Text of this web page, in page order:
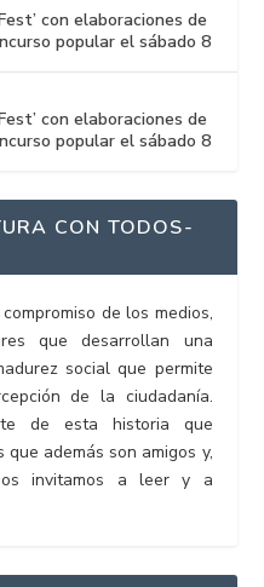
con elaboraciones de
popular el sábado 8
con elaboraciones de
popular el sábado 8
CON TODOS-
de los medios,
que desarrollan una
social que permite
de la ciudadanía.
de esta historia que
además son amigos y,
invitamos a leer y a